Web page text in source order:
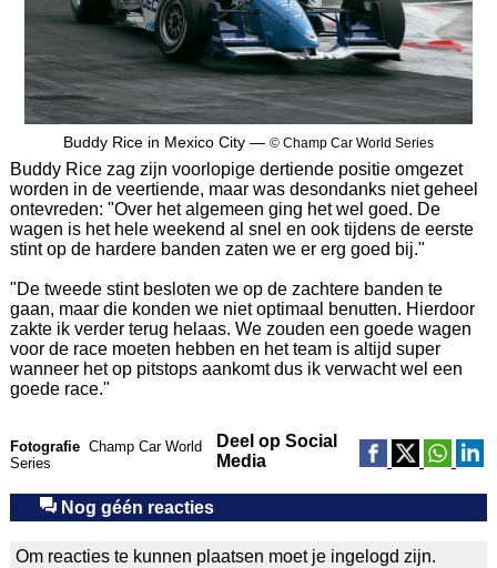
Buddy Rice in Mexico City — © Champ Car World Series
Buddy Rice zag zijn voorlopige dertiende positie omgezet
worden in de veertiende, maar was desondanks niet geheel
ontevreden: "Over het algemeen ging het wel goed. De
wagen is het hele weekend al snel en ook tijdens de eerste
stint op de hardere banden zaten we er erg goed bij."
"De tweede stint besloten we op de zachtere banden te
gaan, maar die konden we niet optimaal benutten. Hierdoor
zakte ik verder terug helaas. We zouden een goede wagen
voor de race moeten hebben en het team is altijd super
wanneer het op pitstops aankomt dus ik verwacht wel een
goede race."
Fotografie Champ Car World
Series
Deel op Social
Media
Nog géén reacties
Om reacties te kunnen plaatsen moet je ingelogd zijn.